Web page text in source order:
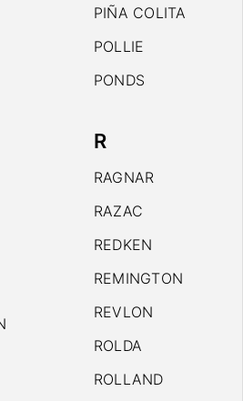
PIÑA COLITA
POLLIE
PONDS
R
RAGNAR
RAZAC
REDKEN
REMINGTON
REVLON
ROLDA
ROLLAND